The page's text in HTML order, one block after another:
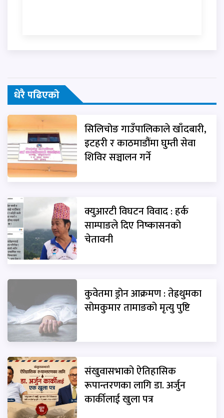
धेरै पढिएको
सिलिचोङ गाउँपालिकाले खाँदबारी,
इटहरी र काठमाडौंमा घुम्ती सेवा
शिविर सञ्चालन गर्ने
क्युआरटी विघटन विवाद : हर्क
साम्पाङले दिए निष्कासनको
चेतावनी
कुवेतमा ड्रोन आक्रमण : तेह्रथुमका
सोमकुमार तामाङको मृत्यु पुष्टि
संखुवासभाको ऐतिहासिक
रूपान्तरणका लागि डा. अर्जुन
कार्कीलाई खुला पत्र